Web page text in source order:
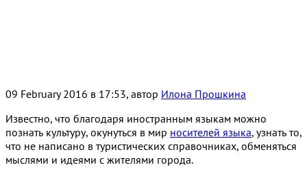
09 February 2016 в 17:53, автор Илона Прошкина
Известно, что благодаря иностранным языкам можно
познать культуру, окунуться в мир носителей языка, узнать то,
что не написано в туристических справочниках, обменяться
мыслями и идеями с жителями города.